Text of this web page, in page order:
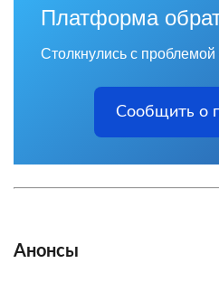
Платформа
Столкнулись с
Сообщить о
Анонсы